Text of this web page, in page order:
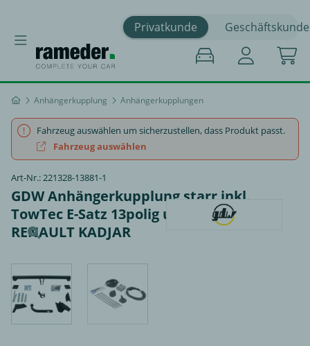
Privatkunde Geschäftskunde
Anhängerkupplung Anhängerkupplungen
Fahrzeug auswählen um sicherzustellen, dass Produkt passt.
Fahrzeug auswählen
Art-Nr.: 221328-13881-1
GDW Anhängerkupplung starr inkl.
TowTec E-Satz 13polig universal -
RENAULT KADJAR